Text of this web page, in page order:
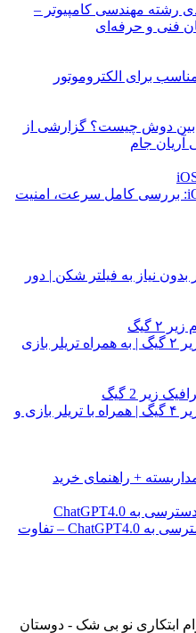
رشته مهندسی کامپیوتر –
فنی و حرفه‌ای
برای الکتروموتور
دوش چیست؟ گزارشی از
جام
مقایسه اندروید 16 و iOS 26.1: بررسی کامل سرعت، امنیت
نیاز به فیلتر شکن | دور
۱۰ بازی پیشنهادی برای رم زیر ۲ گیگ | به همراه تریلر بازی
۱۰ بازی پیشنهادی برای رم زیر ۴ گیگ | همراه با تریلر بازی و
GPT-4 معرفی شد، نحوه دسترسی به ChatGPT4.0 – تفاوت
ابتکاری نو بی شک - دوستان